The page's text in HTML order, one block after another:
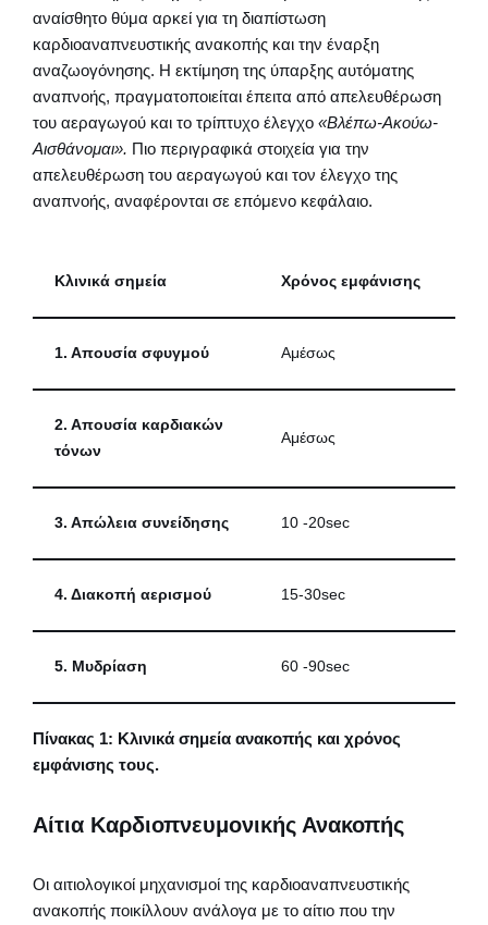
αναίσθητο θύμα αρκεί για τη διαπίστωση
καρδιοαναπνευστικής ανακοπής και την έναρξη
αναζωογόνησης. Η εκτίμηση της ύπαρξης αυτόματης
αναπνοής, πραγματοποιείται έπειτα από απελευθέρωση
του αεραγωγού και το τρίπτυχο έλεγχο «Βλέπω-Ακούω-
Αισθάνομαι». Πιο περιγραφικά στοιχεία για την
απελευθέρωση του αεραγωγού και τον έλεγχο της
αναπνοής, αναφέρονται σε επόμενο κεφάλαιο.
Κλινικά σημεία Χρόνος εμφάνισης
1. Απουσία σφυγμού Αμέσως
2. Απουσία καρδιακών
τόνων
Αμέσως
3. Απώλεια συνείδησης 10 -20sec
4. Διακοπή αερισμού 15-30sec
5. Μυδρίαση 60 -90sec
Πίνακας 1: Κλινικά σημεία ανακοπής και χρόνος
εμφάνισης τους.
Αίτια Καρδιοπνευμονικής Ανακοπής
Οι αιτιολογικοί μηχανισμοί της καρδιοαναπνευστικής
ανακοπής ποικίλλουν ανάλογα με το αίτιο που την